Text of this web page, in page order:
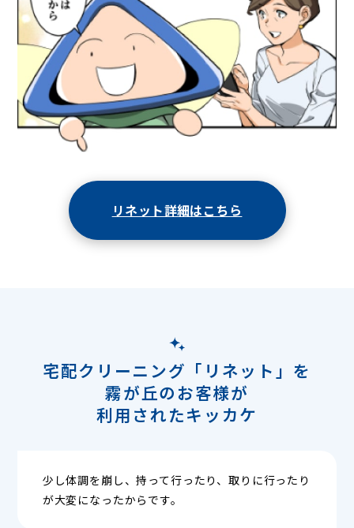
リネット詳細はこちら
宅配クリーニング「リネット」を
霧が丘のお客様が
利用されたキッカケ
少し体調を崩し、持って行ったり、取りに行ったり
が大変になったからです。